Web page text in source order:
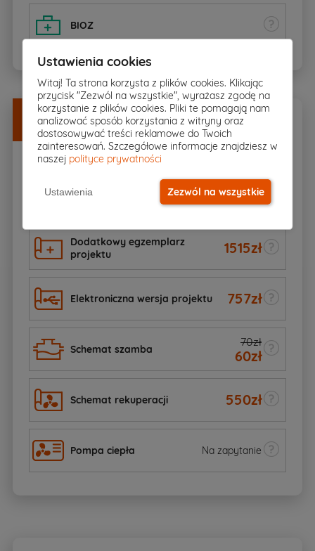
BIOZ
DodatkiwDOBREJ CENIE
Zamów razem z projektem
Kosztorys budowlany
550zł
350zł
Dodatkowy egzemplarz
projektu
1515zł
Elektroniczna wersja projektu 757zł
Schemat szamba
70zł
60zł
Schemat rekuperacji 550zł
Pompa ciepła Na zapytanie
Ustawienia cookies
Witaj! Ta strona korzysta z plików cookies. Klikając
przycisk "Zezwól na wszystkie", wyrażasz zgodę na
korzystanie z plików cookies. Pliki te pomagają nam
analizować sposób korzystania z witryny oraz
dostosowywać treści reklamowe do Twoich
zainteresowań. Szczegółowe informacje znajdziesz w
naszej polityce prywatności
Ustawienia Zezwól na wszystkie